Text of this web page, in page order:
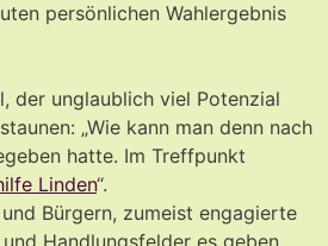
persönlichen Wahlergebnis
der unglaublich viel Potenzial
„Wie kann man denn nach
hatte. Im Treffpunkt
Linden“.
Bürgern, zumeist engagierte